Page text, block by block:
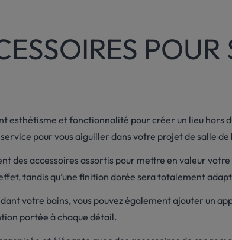
esthétisme et fonctionnalité pour créer un lieu
pour vous aiguiller dans votre projet de salle de
des accessoires assortis pour mettre en valeur
tandis qu’une finition dorée sera totalement
votre bains, vous pouvez également ajouter un
portée à chaque détail.